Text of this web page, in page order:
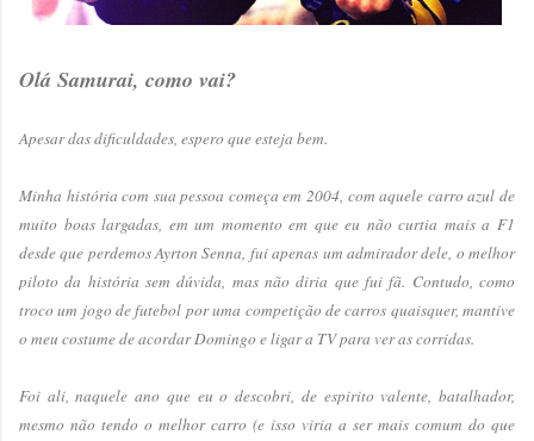
Olá Samurai, como vai?
Apesar das dificuldades, espero que esteja bem.
Minha história com sua pessoa começa em 2004, com aquele carro azul de
muito boas largadas, em um momento em que eu não curtia mais a F1
desde que perdemos Ayrton Senna, fui apenas um admirador dele, o melhor
piloto da história sem dúvida, mas não diria que fui fã. Contudo, como
troco um jogo de futebol por uma competição de carros quaisquer, mantive
o meu costume de acordar Domingo e ligar a TV para ver as corridas.
Foi ali, naquele ano que eu o descobri, de espirito valente, batalhador,
mesmo não tendo o melhor carro (e isso viria a ser mais comum do que